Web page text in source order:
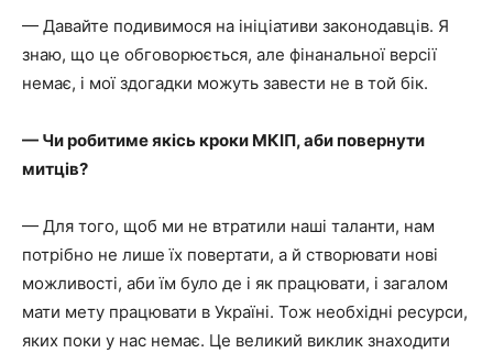
— Давайте подивимося на ініціативи законодавців. Я
знаю, що це обговорюється, але фінанальної версії
немає, і мої здогадки можуть завести не в той бік.
— Чи робитиме якісь кроки МКІП, аби повернути
митців?
— Для того, щоб ми не втратили наші таланти, нам
потрібно не лише їх повертати, а й створювати нові
можливості, аби їм було де і як працювати, і загалом
мати мету працювати в Україні. Тож необхідні ресурси,
яких поки у нас немає. Це великий виклик знаходити